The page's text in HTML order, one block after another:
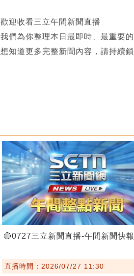
歡迎收看三立午間新聞直播
我們為你整理本日最即時、最重要
想知道更多完整新聞內容，請持續鎖
🔴0727三立新聞直播-午間新聞快報
直播時間：2026/07/27 11:30